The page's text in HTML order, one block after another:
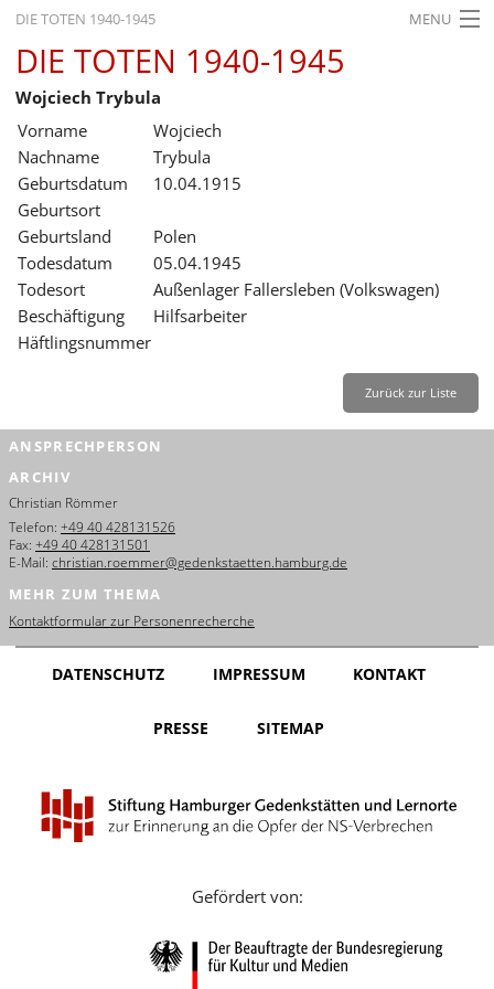
DIE TOTEN 1940-1945 MENU
STARTSEITE
AKTUELLES
AUSSTELLUNGEN
GESCHICHTE
BILDUNG
FORSCHUNG
SERVICE
Français
Dansk
Español
Nederlands
Português
Русский
Leichte Sprache
DIE TOTEN 1940-1945
Wojciech Trybula
Vorname
Wojciech
Nachname
Trybula
Geburtsdatum
10.04.1915
Geburtsort
Geburtsland
Polen
Todesdatum
05.04.1945
Todesort
Außenlager Fallersleben (Volkswagen)
Beschäftigung
Hilfsarbeiter
Häftlingsnummer
Zurück zur Liste
ANSPRECHPERSON
ARCHIV
Christian Römmer
Telefon: +49 40 428131526
Fax: +49 40 428131501
E-Mail: christian.roemmer@gedenkstaetten.hamburg.de
MEHR ZUM THEMA
Kontaktformular zur Personenrecherche
DATENSCHUTZ IMPRESSUM KONTAKT
PRESSE SITEMAP
Gefördert von: